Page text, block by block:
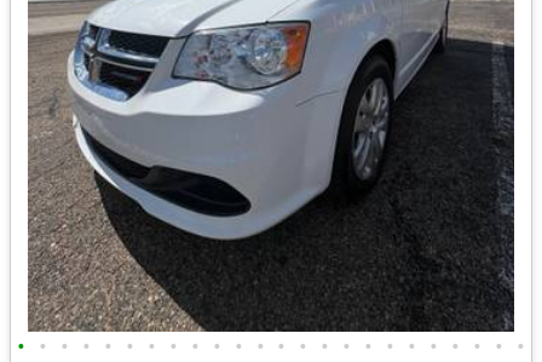
• • • • • • • • • • • • • • • • • • • • • • • •